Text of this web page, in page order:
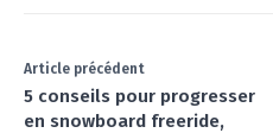
Article précédent
5 conseils pour progresser
en snowboard freeride,